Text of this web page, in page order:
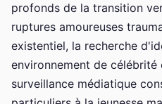
profonds de la transition
ruptures amoureuses
existentiel, la recherche
environnement de célébrité
surveillance médiatique